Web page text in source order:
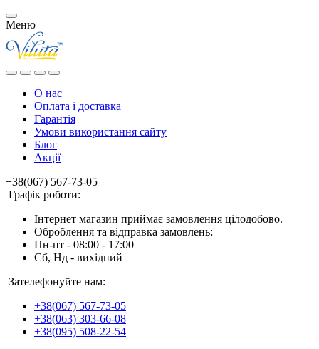
Меню
О нас
Оплата і доставка
Гарантія
Умови використання сайту
Блог
Акції
+38(067) 567-73-05
Графік роботи:
Інтернет магазин приймає замовлення цілодобово.
Оброблення та відправка замовлень:
Пн-пт - 08:00 - 17:00
Сб, Нд - вихідний
Зателефонуйте нам:
+38(067) 567-73-05
+38(063) 303-66-08
+38(095) 508-22-54